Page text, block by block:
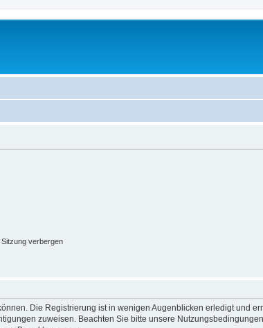
verbergen
Die Registrierung ist in wenigen Augenblicken erledigt und
zuweisen. Beachten Sie bitte unsere